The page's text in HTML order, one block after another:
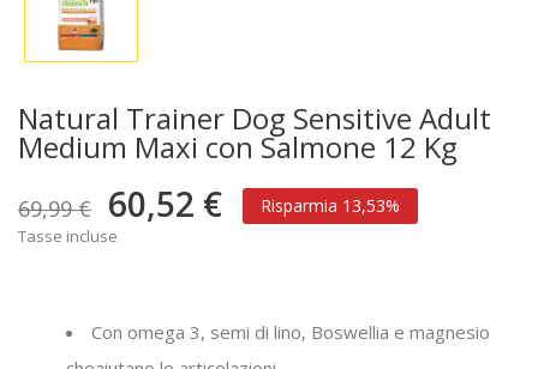
Natural Trainer Dog Sensitive Adult
Medium Maxi con Salmone 12 Kg
69,99 € 60,52 € Risparmia 13,53%
Tasse incluse
Con omega 3, semi di lino, Boswellia e magnesio